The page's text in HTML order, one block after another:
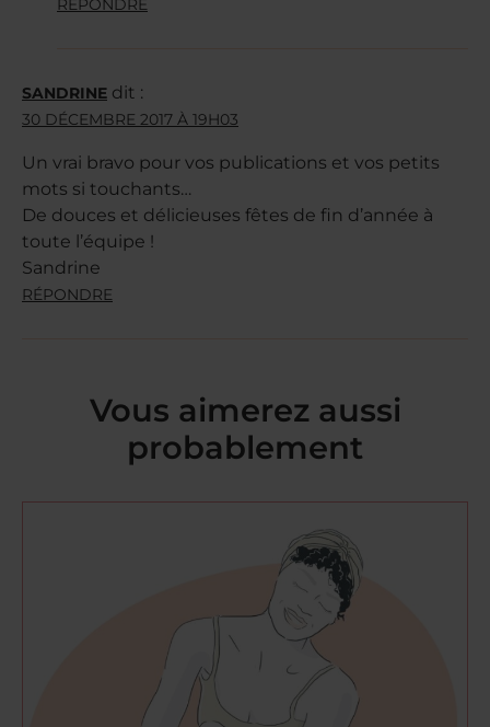
RÉPONDRE
SANDRINE dit :
30 DÉCEMBRE 2017 À 19H03
Un vrai bravo pour vos publications et vos petits
mots si touchants…
De douces et délicieuses fêtes de fin d’année à
toute l’équipe !
Sandrine
RÉPONDRE
Vous aimerez aussi
probablement